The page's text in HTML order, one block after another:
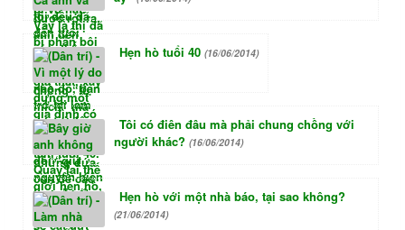
Hẹn hò tuổi 40 (16/06/2014)
Tôi có điên đâu mà phải chung chồng với
người khác? (16/06/2014)
Hẹn hò với một nhà báo, tại sao không?
(21/06/2014)